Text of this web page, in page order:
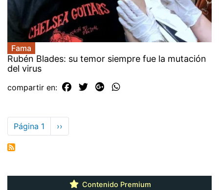
Fama
Rubén Blades: su temor siempre fue la mutación
del virus
compartir en:
Paginación
Página 1
Siguiente
página
››
Contenido Premium